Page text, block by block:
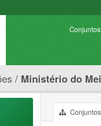
Ministério do